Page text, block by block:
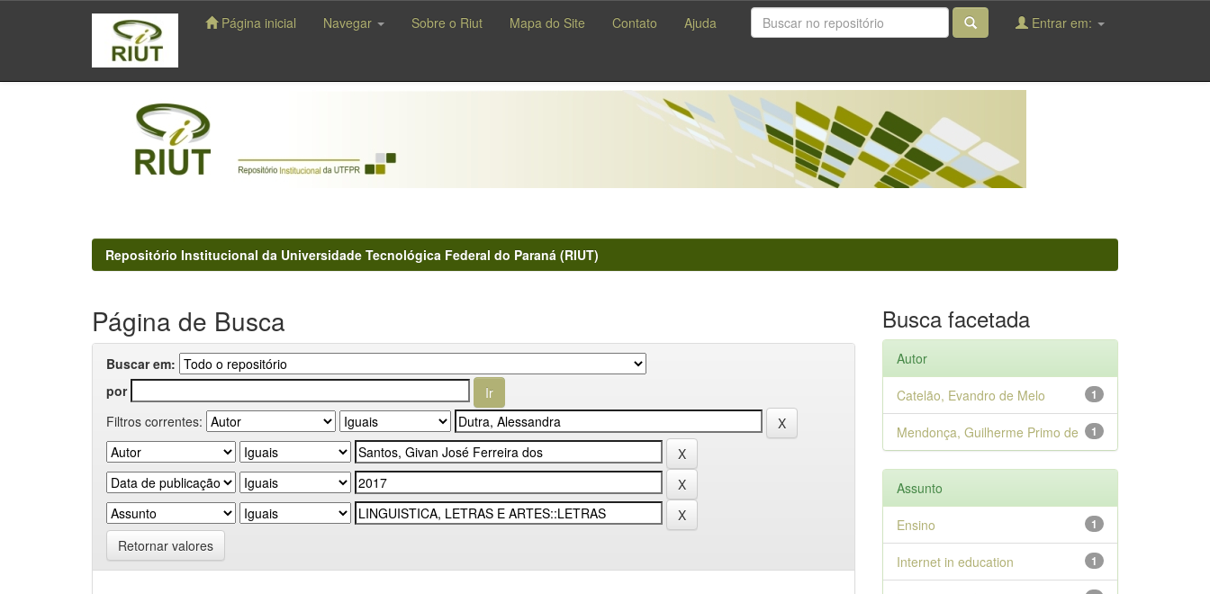
navigation
Página inicial Navegar Sobre o Riut Mapa do Site Contato Ajuda Entrar em:
Repositório Institucional da Universidade Tecnológica Federal do Paraná (RIUT)
Página de Busca
Buscar em:
por
Filtros correntes:
Retornar valores
Busca facetada
Autor
1
Catelão, Evandro de Melo
1
Mendonça, Guilherme Primo de
Assunto
1
Ensino
1
Internet in education